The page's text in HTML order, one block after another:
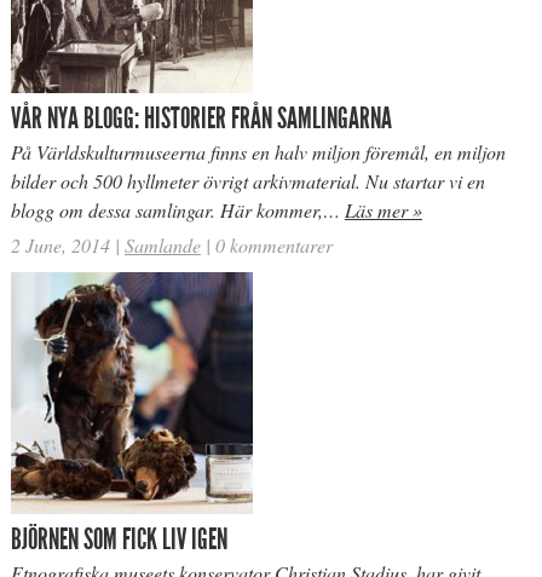
VÅR NYA BLOGG: HISTORIER FRÅN SAMLINGARNA
På Världskulturmuseerna finns en halv miljon föremål, en miljon
bilder och 500 hyllmeter övrigt arkivmaterial. Nu startar vi en
blogg om dessa samlingar. Här kommer,… Läs mer »
2 June, 2014 | Samlande | 0 kommentarer
BJÖRNEN SOM FICK LIV IGEN